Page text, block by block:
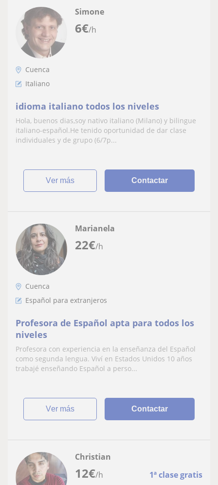
6€/h
Simone
Cuenca
Italiano
idioma italiano todos los niveles
Hola, buenos dias,soy nativo italiano (Milano) y bilingue
italiano-español.He tenido oportunidad de dar clase
individuales y de grupo (6/7p...
ver más Contactar
22€/h
Marianela
Cuenca
Español para extranjeros
Profesora de Español apta para todos los
niveles
Profesora con experiencia en la enseñanza del Español
como segunda lengua. Viví en Estados Unidos 10 años
trabajé enseñando Español a perso...
ver más Contactar
12€/h 1ª clase gratis
Christian